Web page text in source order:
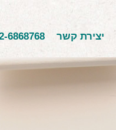
יצירת קשר 6868768